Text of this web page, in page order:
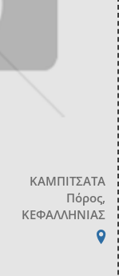
ΚΑΜΠΙΤΣΑΤΑ
Πόρος,
ΚΕΦΑΛΛΗΝΙΑΣ